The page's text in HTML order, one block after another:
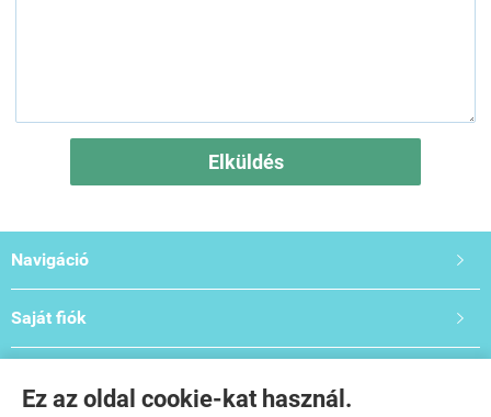
Ez az oldal cookie-kat használ.
Elküldés
Navigáció 
Saját fiók 